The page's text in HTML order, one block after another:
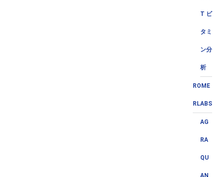
T ビ
タミ
ン分
析
ROME
RLABS
AG
RA
QU
AN